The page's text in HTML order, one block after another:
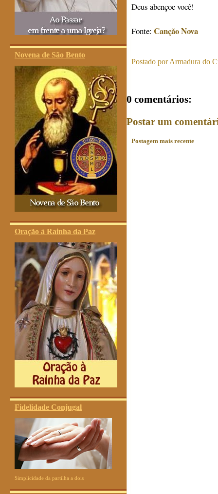
Novena de São Bento
Oração à Rainha da Paz
Fidelidade Conjugal
Simplicidade da partilha a dois
Deus abençoe você!
Fonte: Canção Nova
Postado porArmadura do
0 comentários:
Postar um
Postagem mais recente